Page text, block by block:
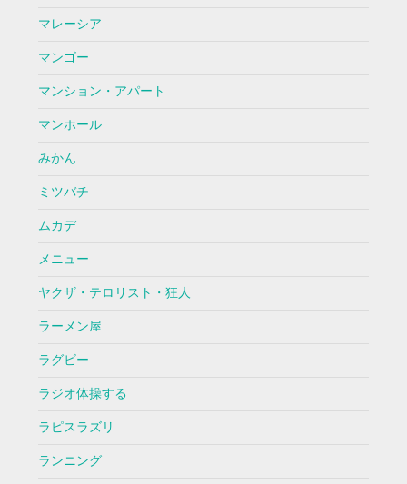
マレーシア
マンゴー
マンション・アパート
マンホール
みかん
ミツバチ
ムカデ
メニュー
ヤクザ・テロリスト・狂人
ラーメン屋
ラグビー
ラジオ体操する
ラピスラズリ
ランニング